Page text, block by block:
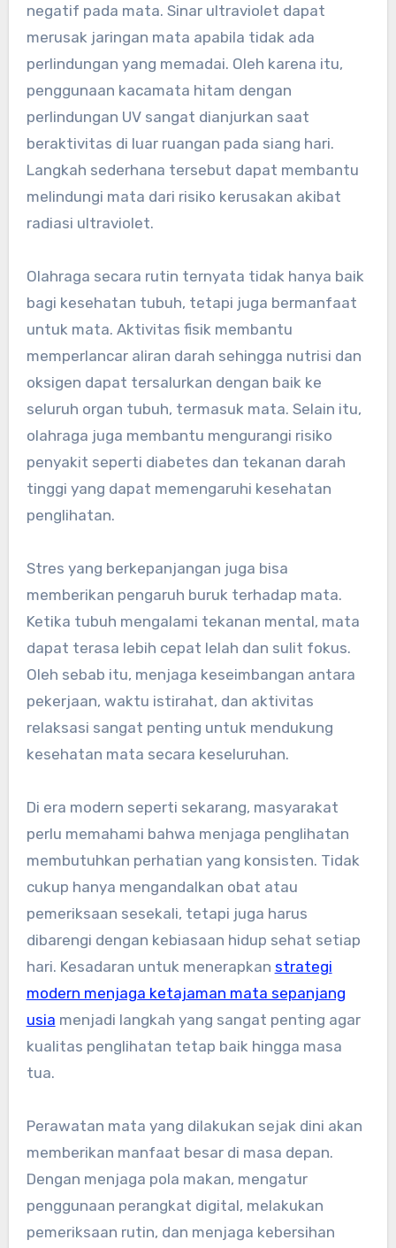
negatif pada mata. Sinar ultraviolet dapat
merusak jaringan mata apabila tidak ada
perlindungan yang memadai. Oleh karena itu,
penggunaan kacamata hitam dengan
perlindungan UV sangat dianjurkan saat
beraktivitas di luar ruangan pada siang hari.
Langkah sederhana tersebut dapat membantu
melindungi mata dari risiko kerusakan akibat
radiasi ultraviolet.
Olahraga secara rutin ternyata tidak hanya baik
bagi kesehatan tubuh, tetapi juga bermanfaat
untuk mata. Aktivitas fisik membantu
memperlancar aliran darah sehingga nutrisi dan
oksigen dapat tersalurkan dengan baik ke
seluruh organ tubuh, termasuk mata. Selain itu,
olahraga juga membantu mengurangi risiko
penyakit seperti diabetes dan tekanan darah
tinggi yang dapat memengaruhi kesehatan
penglihatan.
Stres yang berkepanjangan juga bisa
memberikan pengaruh buruk terhadap mata.
Ketika tubuh mengalami tekanan mental, mata
dapat terasa lebih cepat lelah dan sulit fokus.
Oleh sebab itu, menjaga keseimbangan antara
pekerjaan, waktu istirahat, dan aktivitas
relaksasi sangat penting untuk mendukung
kesehatan mata secara keseluruhan.
Di era modern seperti sekarang, masyarakat
perlu memahami bahwa menjaga penglihatan
membutuhkan perhatian yang konsisten. Tidak
cukup hanya mengandalkan obat atau
pemeriksaan sesekali, tetapi juga harus
dibarengi dengan kebiasaan hidup sehat setiap
hari. Kesadaran untuk menerapkan strategi
modern menjaga ketajaman mata sepanjang
usia menjadi langkah yang sangat penting agar
kualitas penglihatan tetap baik hingga masa
tua.
Perawatan mata yang dilakukan sejak dini akan
memberikan manfaat besar di masa depan.
Dengan menjaga pola makan, mengatur
penggunaan perangkat digital, melakukan
pemeriksaan rutin, dan menjaga kebersihan